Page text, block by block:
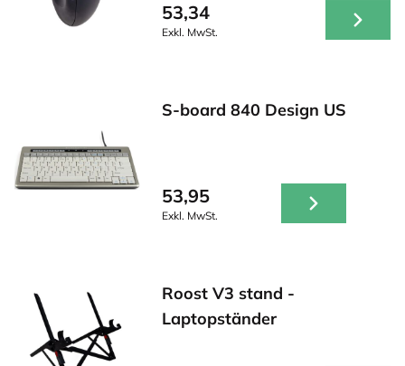
53,34
Exkl. MwSt.
S-board 840 Design US
53,95
Exkl. MwSt.
Roost V3 stand -
Laptopständer